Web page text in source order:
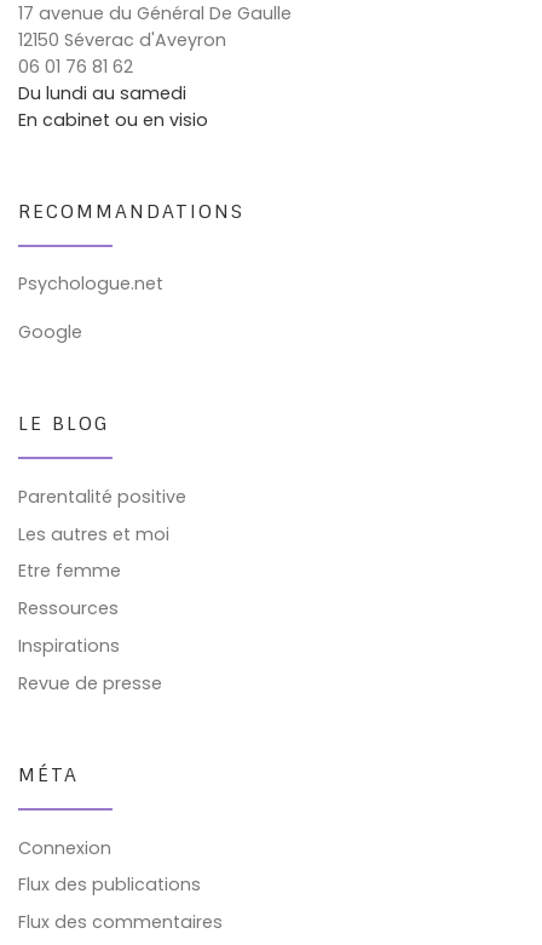
17 avenue du Général De Gaulle
12150 Séverac d'Aveyron
06 01 76 81 62
Du lundi au samedi
En cabinet ou en visio
RECOMMANDATIONS
Psychologue.net
Google
LE BLOG
Parentalité positive
Les autres et moi
Etre femme
Ressources
Inspirations
Revue de presse
MÉTA
Connexion
Flux des publications
Flux des commentaires